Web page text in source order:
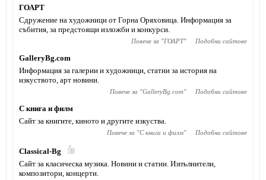
ГОАРТ
Сдружение на художници от Горна Оряховица. Информация за
събития, за предстоящи изложби и конкурси.
Повече за "ГОАРТ" Подобни сайтове
GalleryBg.com
Информация за галерии и художници, статии за история на
изкуството, арт новини.
Повече за "GalleryBg.com" Подобни сайтове
С книга и филм
Сайт за книгите, киното и другите изкуства.
Повече за "С книга и филм" Подобни сайтове
Classical-Bg
Сайт за класическа музика. Новини и статии. Изпълнители,
композитори, концерти.